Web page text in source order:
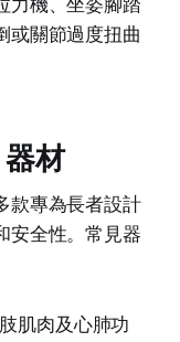
力機、坐姿腳踏
或關節過度扭曲
材
款專為長者設計
安全性。常見器
肌肉及心肺功